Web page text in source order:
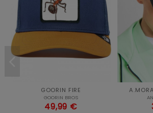
GOORIN FIRE
GOORIN BROS
49,99 €